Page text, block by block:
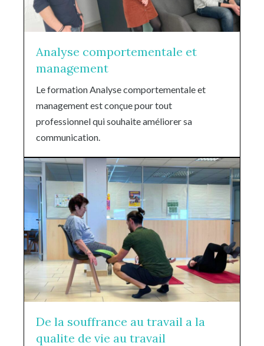
Analyse comportementale et
management
Le formation Analyse comportementale et
management est conçue pour tout
professionnel qui souhaite améliorer sa
communication.
De la souffrance au travail a la
qualite de vie au travail